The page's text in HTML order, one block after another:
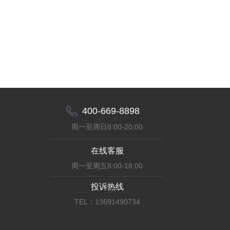
400-669-8898
周一至周日8:00-20:00
在线客服
周一至周五8:00-18:00
投诉热线
TEL：13691490734